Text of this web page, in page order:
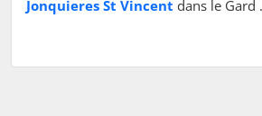
Jonquieres St Vincent dans le Gard .